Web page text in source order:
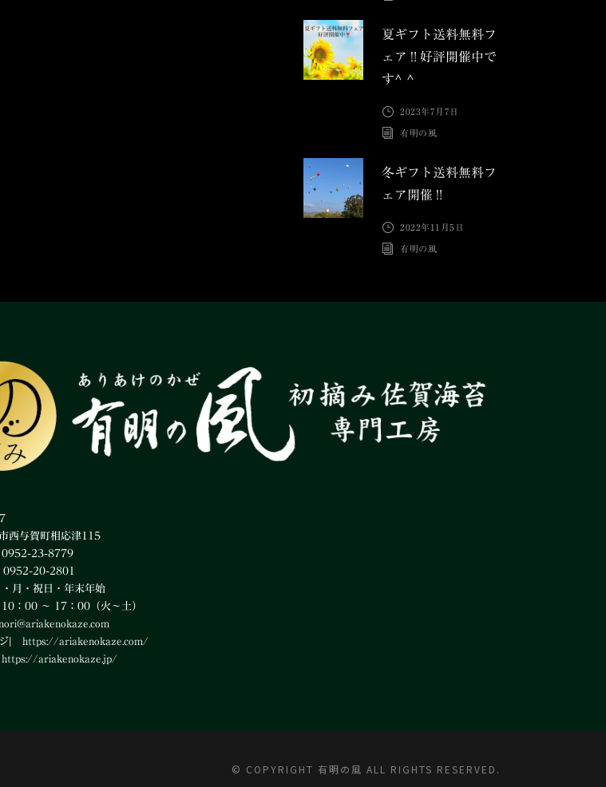
夏ギフト送料無料フ
ェア‼︎好評開催中で
す^ ^
2023年7月7日
有明の風
冬ギフト送料無料フ
ェア開催‼︎
2022年11月5日
有明の風
西与賀町相応津115
23-8779
20-2801
月・祝日・年末年始
：00 ～ 17：00（火～土）
ジ| https://ariakenokaze.com/
https://ariakenokaze.jp/
© COPYRIGHT 有明の風 ALL RIGHTS RESERVED.